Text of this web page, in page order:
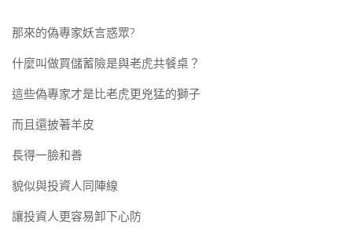
那來的偽專家妖言惑眾?
什麼叫做買儲蓄險是與老虎共餐桌？
這些偽專家才是比老虎更兇猛的獅子
而且還披著羊皮
長得一臉和善
貌似與投資人同陣線
讓投資人更容易卸下心防